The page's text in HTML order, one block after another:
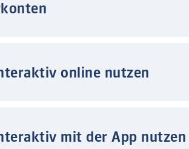
online nutzen
mit der App nutzen